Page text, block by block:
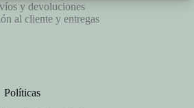
y devoluciones
al cliente y entregas
Políticas